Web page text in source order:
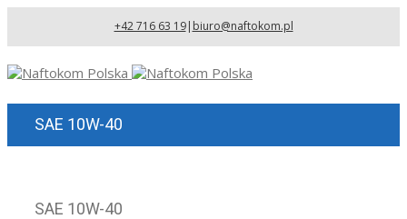
+42 716 63 19| biuro@naftokom.pl
SAE 10W-40
SAE 10W-40